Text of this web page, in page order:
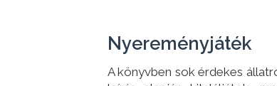
Nyereményjáték
A könyvben sok érdekes